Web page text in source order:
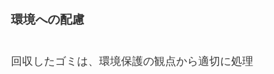
環境への配慮
回収したゴミは、環境保護の観点から適切に処理